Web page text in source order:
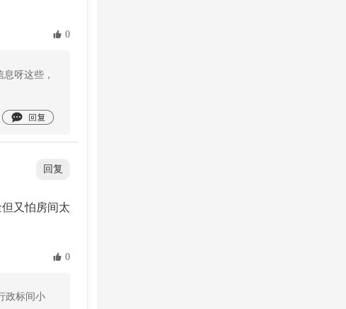
 0
呀这些，

回复
又怕房间太
 0
政标间小